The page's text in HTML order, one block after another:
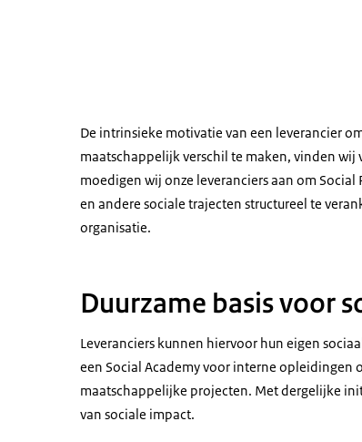
De intrinsieke motivatie van een leverancier
maatschappelijk verschil te maken, vinden wij
moedigen wij onze leveranciers aan om Social
en andere sociale trajecten structureel te
organisatie.
Duurzame basis voor
Leveranciers kunnen hiervoor hun eigen
een Social Academy voor interne
maatschappelijke projecten. Met dergelijke
van sociale impact.